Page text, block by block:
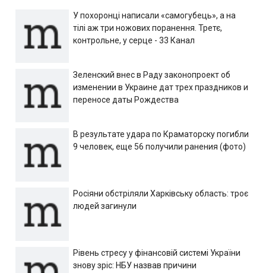
У похоронці написали «самогубець», а на
тілі аж три ножових поранення. Третє,
контрольне, у серце - 33 Канал
Зеленский внес в Раду законопроект об
изменении в Украине дат трех праздников и
переносе даты Рождества
В результате удара по Краматорску погибли
9 человек, еще 56 получили ранения (фото)
Росіяни обстріляли Харківську область: троє
людей загинули
Рівень стресу у фінансовій системі України
знову зріс: НБУ назвав причини